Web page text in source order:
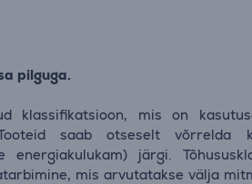
pilguga.
klassifikatsioon, mis on
saab otseselt võrrelda
järgi.
mis arvutatakse välja